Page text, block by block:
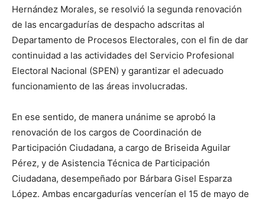
Hernández Morales, se resolvió la segunda renovación
de las encargadurías de despacho adscritas al
Departamento de Procesos Electorales, con el fin de dar
continuidad a las actividades del Servicio Profesional
Electoral Nacional (SPEN) y garantizar el adecuado
funcionamiento de las áreas involucradas.
En ese sentido, de manera unánime se aprobó la
renovación de los cargos de Coordinación de
Participación Ciudadana, a cargo de Briseida Aguilar
Pérez, y de Asistencia Técnica de Participación
Ciudadana, desempeñado por Bárbara Gisel Esparza
López. Ambas encargadurías vencerían el 15 de mayo de